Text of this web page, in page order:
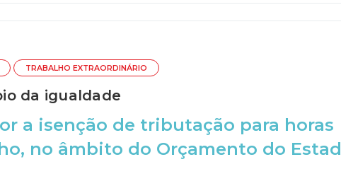
TRABALHO EXTRAORDINÁRIO
da igualdade
a isenção de tributação para horas
no âmbito do Orçamento do